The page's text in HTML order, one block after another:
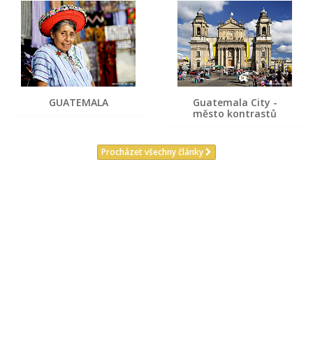
GUATEMALA
Guatemala City -
město kontrastů
Procházet všechny články